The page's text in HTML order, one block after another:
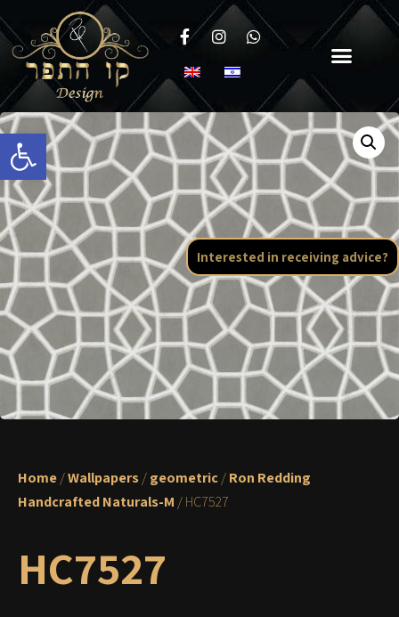
Open toolbar
Home/Wallpapers/geometric/Ron Redding
Handcrafted Naturals-M / HC7527
HC7527
Interested in receiving advice?